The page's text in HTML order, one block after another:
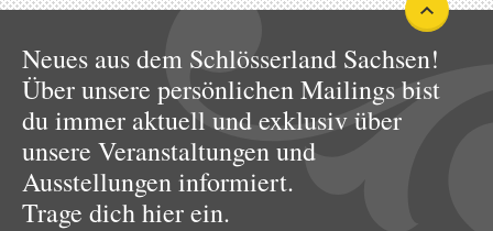
Neues aus dem Schlösserland Sachsen!
Über unsere persönlichen Mailings bist
du immer aktuell und exklusiv über
unsere Veranstaltungen und
Ausstellungen informiert.
Trage dich hier ein.